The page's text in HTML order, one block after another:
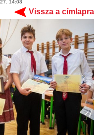
14:08
Vissza a címlapra